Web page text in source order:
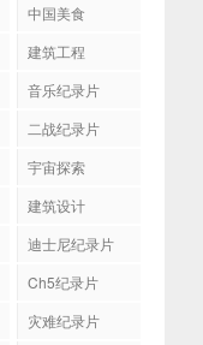
中国美食
建筑工程
音乐纪录片
二战纪录片
宇宙探索
建筑设计
迪士尼纪录片
Ch5纪录片
灾难纪录片